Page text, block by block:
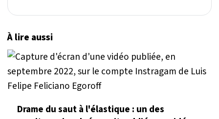
À lire aussi
Drame du saut à l'élastique : un des